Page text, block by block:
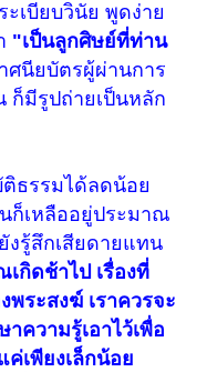
เบียบวินัย พูดง่าย
"เป็นลูกศิษย์ที่ท่าน
ศนียบัตรผู้ผ่านการ
ก็มีรูปถ่ายเป็นหลัก
ธรรมได้ลดน้อย
ก็เหลืออยู่ประมาณ
รู้สึกเสียดายแทน
กิดช้าไป เรื่องที่
ระสงฆ์ เราควรจะ
ความรู้เอาไว้เพื่อ
เพียงเล็กน้อย